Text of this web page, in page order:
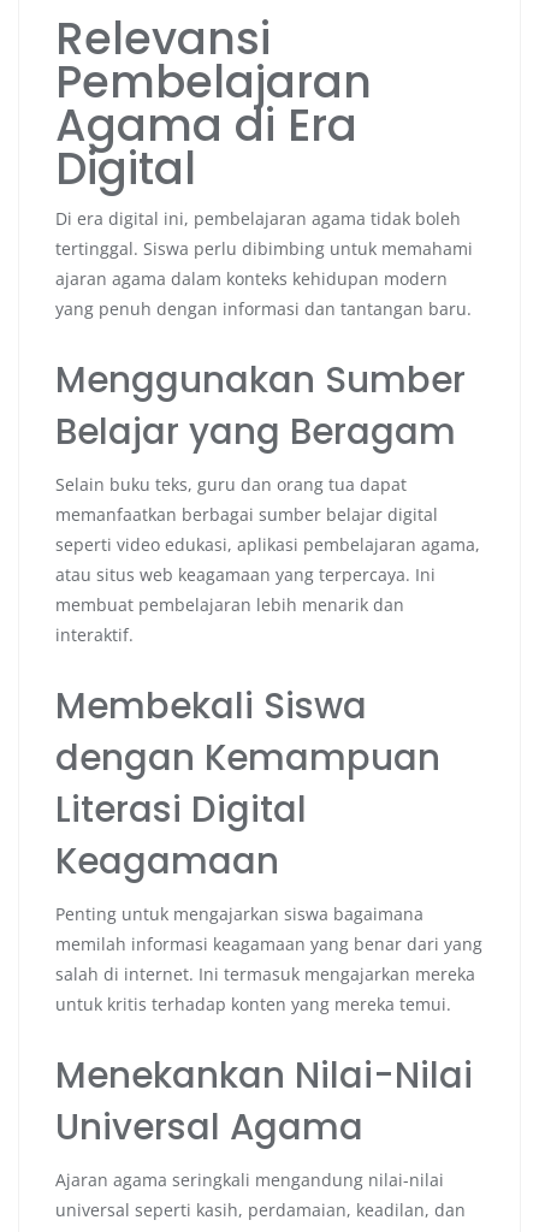
Relevansi
Pembelajaran
Agama di Era
Digital
Di era digital ini, pembelajaran agama tidak boleh
tertinggal. Siswa perlu dibimbing untuk memahami
ajaran agama dalam konteks kehidupan modern
yang penuh dengan informasi dan tantangan baru.
Menggunakan Sumber
Belajar yang Beragam
Selain buku teks, guru dan orang tua dapat
memanfaatkan berbagai sumber belajar digital
seperti video edukasi, aplikasi pembelajaran agama,
atau situs web keagamaan yang terpercaya. Ini
membuat pembelajaran lebih menarik dan
interaktif.
Membekali Siswa
dengan Kemampuan
Literasi Digital
Keagamaan
Penting untuk mengajarkan siswa bagaimana
memilah informasi keagamaan yang benar dari yang
salah di internet. Ini termasuk mengajarkan mereka
untuk kritis terhadap konten yang mereka temui.
Menekankan Nilai-Nilai
Universal Agama
Ajaran agama seringkali mengandung nilai-nilai
universal seperti kasih, perdamaian, keadilan, dan